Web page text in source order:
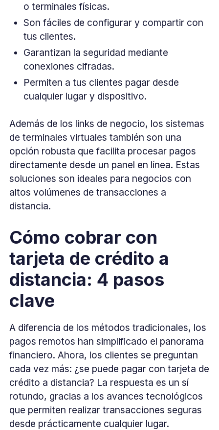
o terminales físicas.
Son fáciles de configurar y compartir con
tus clientes.
Garantizan la seguridad mediante
conexiones cifradas.
Permiten a tus clientes pagar desde
cualquier lugar y dispositivo.
Además de los links de negocio, los sistemas
de terminales virtuales también son una
opción robusta que facilita procesar pagos
directamente desde un panel en línea. Estas
soluciones son ideales para negocios con
altos volúmenes de transacciones a
distancia.
Cómo cobrar con
tarjeta de crédito a
distancia: 4 pasos
clave
A diferencia de los métodos tradicionales, los
pagos remotos han simplificado el panorama
financiero. Ahora, los clientes se preguntan
cada vez más: ¿se puede pagar con tarjeta de
crédito a distancia? La respuesta es un sí
rotundo, gracias a los avances tecnológicos
que permiten realizar transacciones seguras
desde prácticamente cualquier lugar.